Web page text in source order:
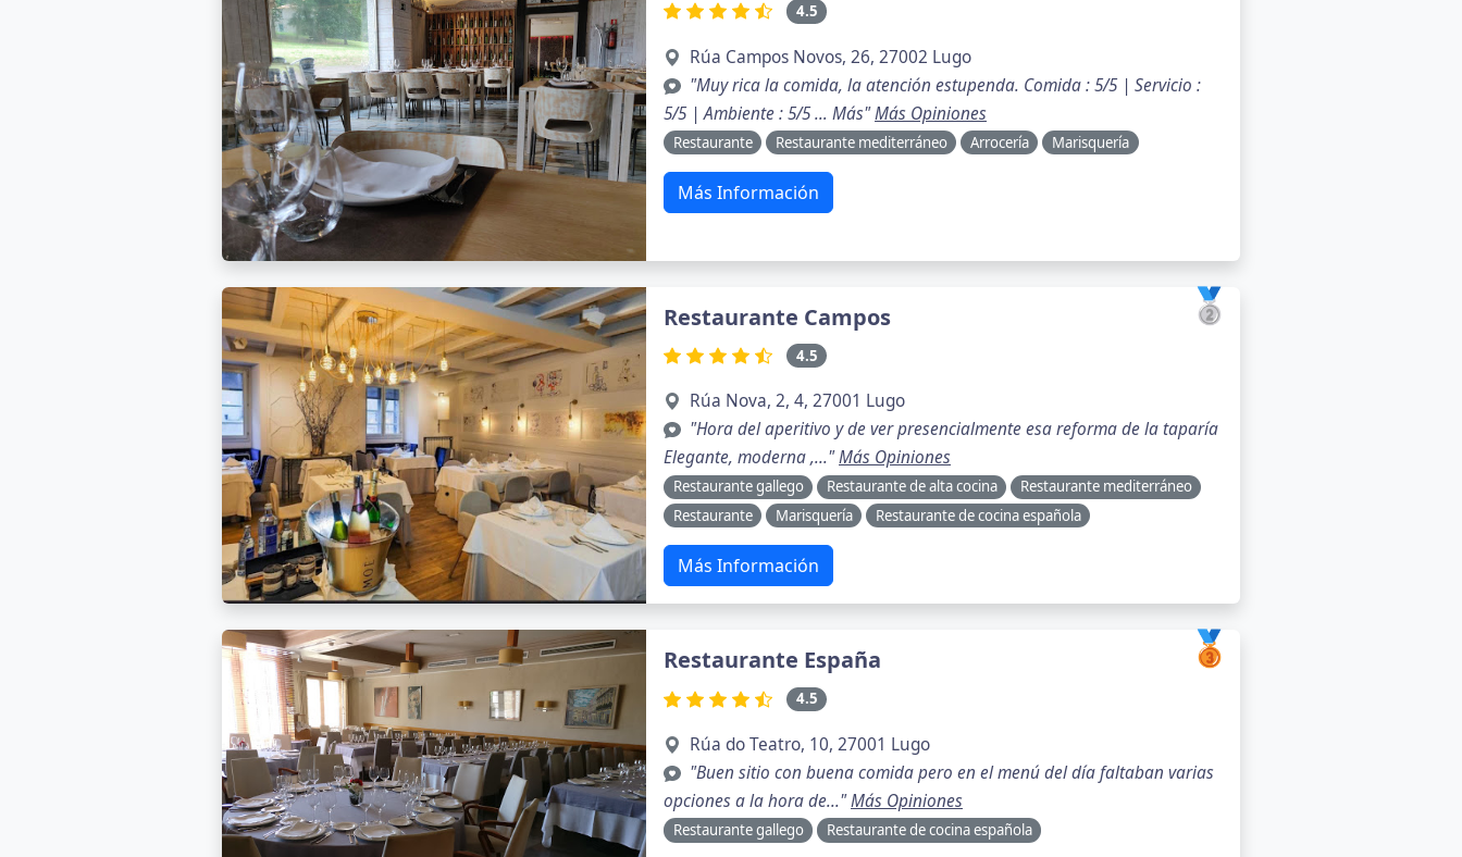
4.5
Rúa Campos Novos, 26, 27002 Lugo
"Muy rica la comida, la atención estupenda. Comida : 5/5 | Servicio :
5/5 | Ambiente : 5/5 … Más"Más Opiniones
Restaurante Restaurante mediterráneo Arrocería Marisquería
Más Información
🥈
Restaurante Campos
4.5
Rúa Nova, 2, 4, 27001 Lugo
"Hora del aperitivo y de ver presencialmente esa reforma de la taparía
Elegante, moderna ,..."Más Opiniones
Restaurante gallego Restaurante de alta cocina
Restaurante mediterráneo
Restaurante
Marisquería Restaurante de cocina española
Más Información
🥉
Restaurante España
4.5
Rúa do Teatro, 10, 27001 Lugo
"Buen sitio con buena comida pero en el menú del día faltaban varias
opciones a la hora de..."Más Opiniones
Restaurante gallego Restaurante de cocina española